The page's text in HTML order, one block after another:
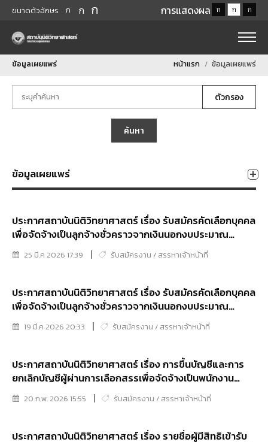
ขนาดตัวอักษร ก ก ก การแสดงผล ก ก ก
ข้อมูลเผยแพร่ หน้าแรก ข้อมูลเผยแพร่
ตัวกรอง
ค้นหา
ข้อมูลเผยแพร่
ประกาศสถาบันนิติวิทยาศาสตร์ เรื่อง รับสมัครคัดเลือกบุคคล
เพื่อจัดจ้างเป็นลูกจ้างชั่วคราวจากเงินนอกงบประมาณ
ตำแหน่งนักวิชาการคอมพิวเตอร์
25 มี.ค 2026 17:39 รับสมัครงาน / สรรหาเจ้าหน้าที่
ประกาศสถาบันนิติวิทยาศาสตร์ เรื่อง รับสมัครคัดเลือกบุคคล
เพื่อจัดจ้างเป็นลูกจ้างชั่วคราวจากเงินนอกงบประมาณ
ตำแหน่งนักจัดการงานทั่วไป (คนพิการ)
19 มี.ค 2026 20:33 รับสมัครงาน / สรรหาเจ้าหน้าที่
ประกาศสถาบันนิติวิทยาศาสตร์ เรื่อง การขึ้นบัญชีและการ
ยกเลิกบัญชีผู้ผ่านการเลือกสรรเพื่อจัดจ้างเป็นพนักงาน
ราชการทั่วไป ในตำแหน่งนักทรัพยากรบุคคล ตำแหน่งนัก
วิเคราะห์นโยบายและแผน ตำแหน่งเจ้าพนักงานธุรการ และ
20 ก.พ. 2026 15:55 รับสมัครงาน / สรรหาเจ้าหน้าที่
ประกาศสถาบันนิติวิทยาศาสตร์ เรื่อง รายชื่อผู้มีสิทธิเข้ารับ